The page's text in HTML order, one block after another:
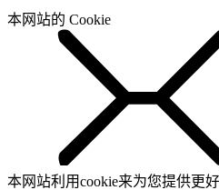
本网站的 Cookie
本网站利用cookie来为您提供更